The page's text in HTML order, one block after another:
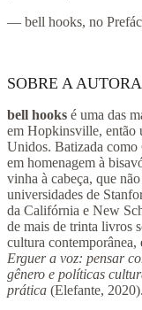
— bell hooks, no
SOBRE A AUTORA
bell hooks é uma das
em Hopkinsville, então
Unidos. Batizada como
em homenagem à
vinha à cabeça, que
universidades de
da Califórnia e New
de mais de trinta livros
cultura contemporânea,
Erguer a voz: pensar
gênero e políticas
prática (Elefante, 2020).